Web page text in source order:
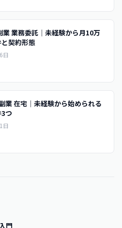
業 業務委託｜未経験から月10万
契約形態
日
業 在宅｜未経験から始められる
つ
日
門